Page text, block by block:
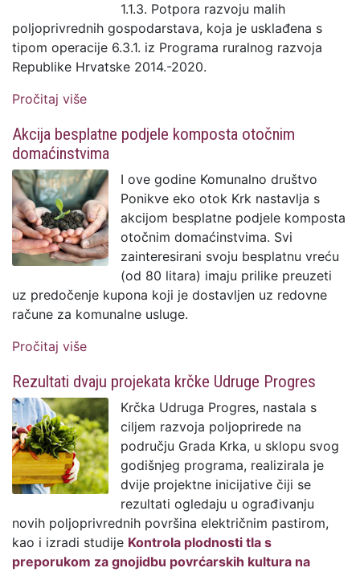
1.1.3. Potpora razvoju malih
poljoprivrednih gospodarstava, koja je usklađena s
tipom operacije 6.3.1. iz Programa ruralnog razvoja
Republike Hrvatske 2014.-2020.
Pročitaj više
gospodarstava
Akcija besplatne podjele komposta otočnim
domaćinstvima
I ove godine Komunalno društvo
Ponikve eko otok Krk nastavlja s
akcijom besplatne podjele komposta
otočnim domaćinstvima. Svi
zainteresirani svoju besplatnu vreću
(od 80 litara) imaju prilike preuzeti
uz predočenje kupona koji je dostavljen uz redovne
račune za komunalne usluge.
Pročitaj više
Rezultati dvaju projekata krčke Udruge Progres
Krčka Udruga Progres, nastala s
ciljem razvoja poljoprirede na
području Grada Krka, u sklopu svog
godišnjeg programa, realizirala je
dvije projektne inicijative čiji se
rezultati ogledaju u ograđivanju
novih poljoprivrednih površina električnim pastirom,
kao i izradi studije Kontrola plodnosti tla s
preporukom za gnojidbu povrćarskih kultura na